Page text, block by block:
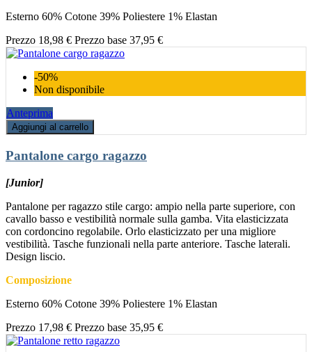
Esterno 60% Cotone 39% Poliestere 1% Elastan
Prezzo 18,98 € Prezzo base 37,95 €
-50%
Non disponibile
Anteprima
Aggiungi al carrello
Pantalone cargo ragazzo
[Junior]
Pantalone per ragazzo stile cargo: ampio nella parte superiore, con
cavallo basso e vestibilità normale sulla gamba. Vita elasticizzata
con cordoncino regolabile. Orlo elasticizzato per una migliore
vestibilità. Tasche funzionali nella parte anteriore. Tasche laterali.
Design liscio.
Composizione
Esterno 60% Cotone 39% Poliestere 1% Elastan
Prezzo 17,98 € Prezzo base 35,95 €